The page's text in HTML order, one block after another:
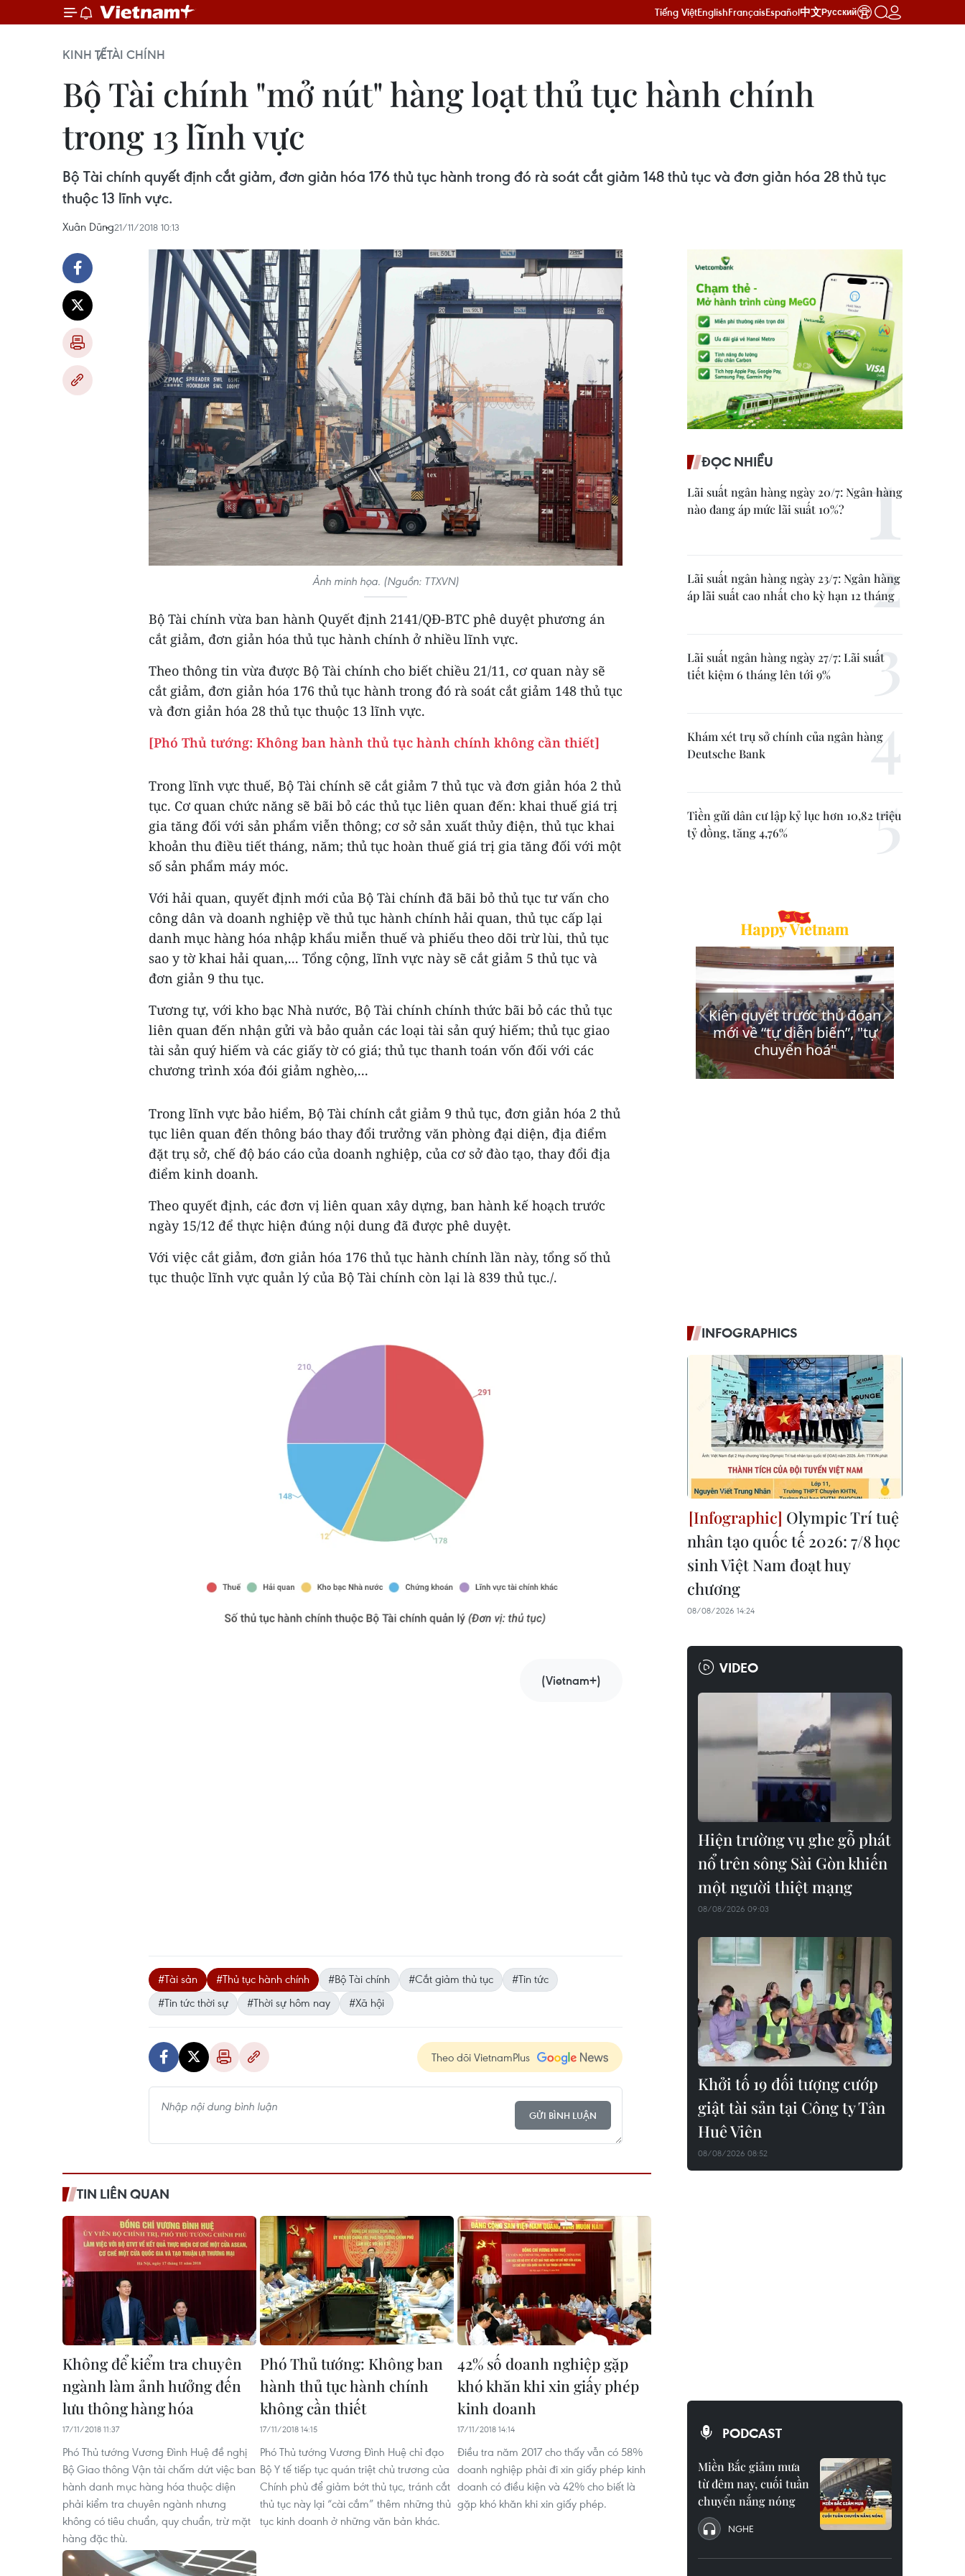
Tiếng ViệtEnglishFrançaisEspañol中文Русский
KINH TẾTÀI CHÍNH
Bộ Tài chính "mở nút" hàng loạt thủ tục hành chính
trong 13 lĩnh vực
Bộ Tài chính quyết định cắt giảm, đơn giản hóa 176 thủ tục hành trong đó rà soát cắt giảm 148 thủ tục và đơn giản hóa 28 thủ tục
thuộc 13 lĩnh vực.
Xuân Dũng21/11/2018 10:13
Ảnh minh họa. (Nguồn: TTXVN)
Bộ Tài chính vừa ban hành Quyết định 2141/QĐ-BTC phê duyệt phương án
cắt giảm, đơn giản hóa thủ tục hành chính ở nhiều lĩnh vực.
Theo thông tin vừa được Bộ Tài chính cho biết chiều 21/11, cơ quan này sẽ
cắt giảm, đơn giản hóa 176 thủ tục hành trong đó rà soát cắt giảm 148 thủ tục
và đơn giản hóa 28 thủ tục thuộc 13 lĩnh vực.
[Phó Thủ tướng: Không ban hành thủ tục hành chính không cần thiết]
Trong lĩnh vực thuế, Bộ Tài chính sẽ cắt giảm 7 thủ tục và đơn giản hóa 2 thủ
tục. Cơ quan chức năng sẽ bãi bỏ các thủ tục liên quan đến: khai thuế giá trị
gia tăng đối với sản phẩm viễn thông; cơ sở sản xuất thủy điện, thủ tục khai
khoản thu điều tiết tháng, năm; thủ tục hoàn thuế giá trị gia tăng đối với một
số sản phẩm máy móc.
Với hải quan, quyết định mới của Bộ Tài chính đã bãi bỏ thủ tục tư vấn cho
công dân và doanh nghiệp về thủ tục hành chính hải quan, thủ tục cấp lại
danh mục hàng hóa nhập khẩu miễn thuế và phiếu theo dõi trừ lùi, thủ tục
sao y tờ khai hải quan,... Tổng cộng, lĩnh vực này sẽ cắt giảm 5 thủ tục và
đơn giản 9 thu tục.
Tương tự, với kho bạc Nhà nước, Bộ Tài chính chính thức bãi bỏ các thủ tục
liên quan đến nhận gửi và bảo quản các loại tài sản quý hiếm; thủ tục giao
tài sản quý hiếm và các giấy tờ có giá; thủ tục thanh toán vốn đối với các
chương trình xóa đói giảm nghèo,...
Trong lĩnh vực bảo hiểm, Bộ Tài chính cắt giảm 9 thủ tục, đơn giản hóa 2 thủ
tục liên quan đến thông báo thay đổi trưởng văn phòng đại diện, địa điểm
đặt trụ sở, chế độ báo cáo của doanh nghiệp, của cơ sở đào tạo, thay đổi địa
điểm kinh doanh.
Theo quyết định, các đơn vị liên quan xây dựng, ban hành kế hoạch trước
ngày 15/12 để thực hiện đúng nội dung đã được phê duyệt.
Với việc cắt giảm, đơn giản hóa 176 thủ tục hành chính lần này, tổng số thủ
tục thuộc lĩnh vực quản lý của Bộ Tài chính còn lại là 839 thủ tục./.
(Vietnam+)
#Tài sản #Thủ tục hành chính #Bộ Tài chính #Cắt giảm thủ tục
#Tin tức
#Tin tức thời sự
#Thời sự hôm nay #Xã hội
Theo dõi VietnamPlus
GỬI BÌNH LUẬN
TIN LIÊN QUAN
Không để kiểm tra chuyên
ngành làm ảnh hưởng đến
lưu thông hàng hóa
17/11/2018 11:37
Phó Thủ tướng Vương Đình Huệ đề nghị
Bộ Giao thông Vận tải chấm dứt việc ban
hành danh mục hàng hóa thuộc diện
phải kiểm tra chuyên ngành nhưng
không có tiêu chuẩn, quy chuẩn, trừ mặt
hàng đặc thù.
Phó Thủ tướng: Không ban
hành thủ tục hành chính
không cần thiết
17/11/2018 14:15
Phó Thủ tướng Vương Đình Huệ chỉ đạo
Bộ Y tế tiếp tục quán triệt chủ trương của
Chính phủ để giảm bớt thủ tục, tránh cắt
thủ tục này lại “cài cắm” thêm những thủ
tục kinh doanh ở những văn bản khác.
42% số doanh nghiệp gặp
khó khăn khi xin giấy phép
kinh doanh
17/11/2018 14:14
Điều tra năm 2017 cho thấy vẫn có 58%
doanh nghiệp phải đi xin giấy phép kinh
doanh có điều kiện và 42% cho biết là
gặp khó khăn khi xin giấy phép.
ĐỌC NHIỀU
Lãi suất ngân hàng ngày 20/7: Ngân hàng
nào đang áp mức lãi suất 10%?
Lãi suất ngân hàng ngày 23/7: Ngân hàng
áp lãi suất cao nhất cho kỳ hạn 12 tháng
Lãi suất ngân hàng ngày 27/7: Lãi suất
tiết kiệm 6 tháng lên tới 9%
Khám xét trụ sở chính của ngân hàng
Deutsche Bank
Tiền gửi dân cư lập kỷ lục hơn 10,82 triệu
tỷ đồng, tăng 4,76%
INFOGRAPHICS
Olympic Trí tuệ
nhân tạo quốc tế 2026: 7/8 học
sinh Việt Nam đoạt huy
chương
08/08/2026 14:24
VIDEO
Hiện trường vụ ghe gỗ phát
nổ trên sông Sài Gòn khiến
một người thiệt mạng
08/08/2026 09:03
Khởi tố 19 đối tượng cướp
giật tài sản tại Công ty Tân
Huê Viên
08/08/2026 08:52
PODCAST
Miền Bắc giảm mưa
từ đêm nay, cuối tuần
chuyển nắng nóng
NGHE